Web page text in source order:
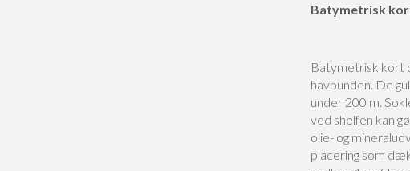
Batymetrisk
Batymetrisk kort
havbunden. De
under 200 m.
ved shelfen kan
olie- og
placering som